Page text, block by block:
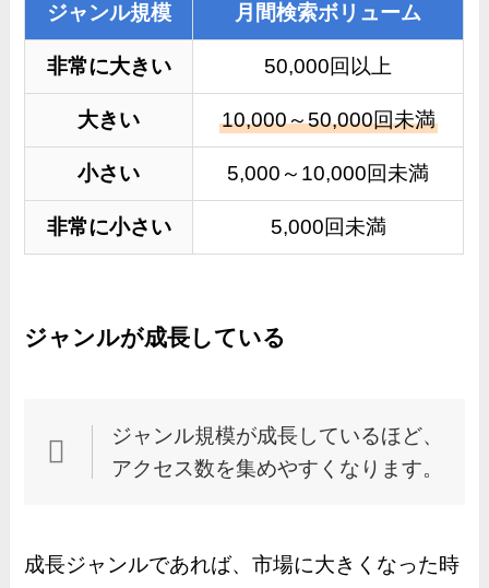
ジャンル規模 月間検索ボリューム
非常に大きい 50,000回以上
大きい 10,000～50,000回未満
小さい 5,000～10,000回未満
非常に小さい 5,000回未満
ジャンルが成長している
ジャンル規模が成長しているほど、
アクセス数を集めやすくなります。
成長ジャンルであれば、市場に大きくなった時